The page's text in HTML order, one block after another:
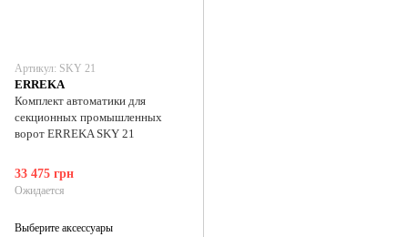
Артикул: SKY 21
ERREKA
Комплект автоматики для
секционных промышленных
ворот ERREKA SKY 21
33 475 грн
Ожидается
Выберите аксессуары